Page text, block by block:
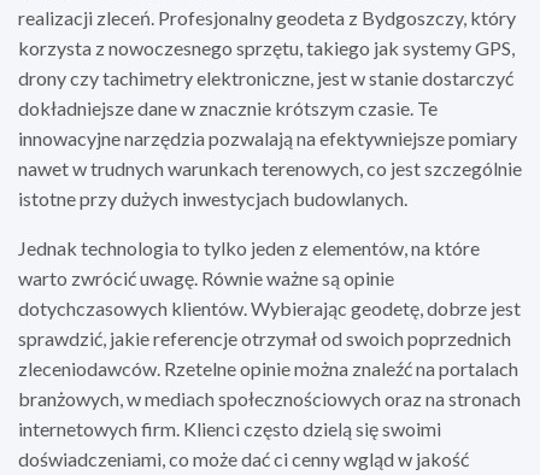
realizacji zleceń. Profesjonalny geodeta z Bydgoszczy, który
korzysta z nowoczesnego sprzętu, takiego jak systemy GPS,
drony czy tachimetry elektroniczne, jest w stanie dostarczyć
dokładniejsze dane w znacznie krótszym czasie. Te
innowacyjne narzędzia pozwalają na efektywniejsze pomiary
nawet w trudnych warunkach terenowych, co jest szczególnie
istotne przy dużych inwestycjach budowlanych.
Jednak technologia to tylko jeden z elementów, na które
warto zwrócić uwagę. Równie ważne są opinie
dotychczasowych klientów. Wybierając geodetę, dobrze jest
sprawdzić, jakie referencje otrzymał od swoich poprzednich
zleceniodawców. Rzetelne opinie można znaleźć na portalach
branżowych, w mediach społecznościowych oraz na stronach
internetowych firm. Klienci często dzielą się swoimi
doświadczeniami, co może dać ci cenny wgląd w jakość